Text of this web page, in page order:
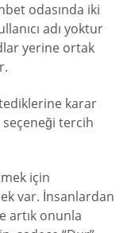
odasında iki
adı yoktur
yerine ortak
karar
tercih
için
var. İnsanlardan
artık onunla